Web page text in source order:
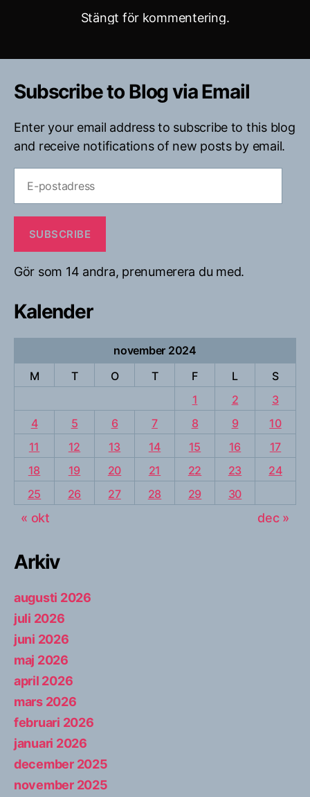
Stängt för kommentering.
Subscribe to Blog via Email
Enter your email address to subscribe to this blog
and receive notifications of new posts by email.
postadress
SUBSCRIBE
Gör som 14 andra, prenumerera du med.
Kalender
november 2024
M
T O T F L
S
1
2
3
4
5 6 7 8 9
10
11
12 13 14 15 16
17
18
19 20 21 22 23
24
25
26 27 28 29 30
« okt dec »
Arkiv
augusti 2026
juli 2026
juni 2026
maj 2026
april 2026
mars 2026
februari 2026
januari 2026
december 2025
november 2025